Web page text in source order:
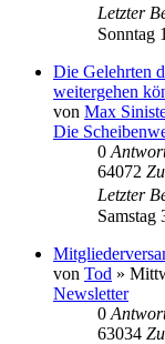
Letzter
Sonntag
Die Gelehrten
weitergehen
von Max
Die
0
64072
Letzter
Samstag
von Tod »
Newsletter
0
63034